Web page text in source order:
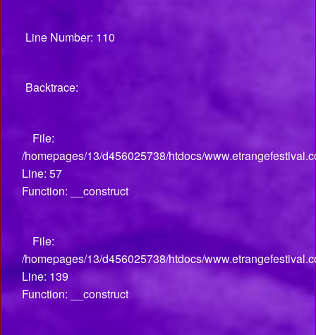
Line Number: 110
Backtrace:
File:
/homepages/13/d456025738/htdocs/
Line: 57
Function: __construct
File:
/homepages/13/d456025738/htdocs/
Line: 139
Function: __construct